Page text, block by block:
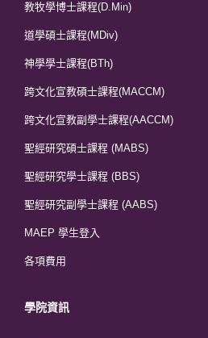
教牧學博士課程(D.Min)
道學碩士課程(MDiv)
神學學士課程(BTh)
跨文化宣教碩士課程(MACCM)
跨文化宣教副學士課程(AACCM)
聖經研究碩士課程 (MABS)
聖經研究學士課程 (BBS)
聖經研究副學士課程 (AABS)
MAEP 學生登入
各項費用
學院資訊